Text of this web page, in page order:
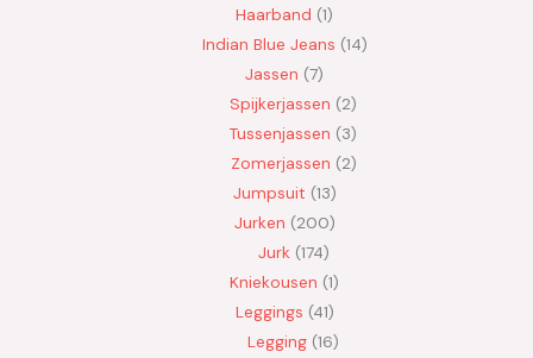
Haarband 1
Indian Blue Jeans 14
Jassen 7
Spijkerjassen
2
Tussenjassen
3
Zomerjassen 2
Jumpsuit 13
Jurken 200
Jurk 174
Kniekousen 1
Leggings 41
Legging 16